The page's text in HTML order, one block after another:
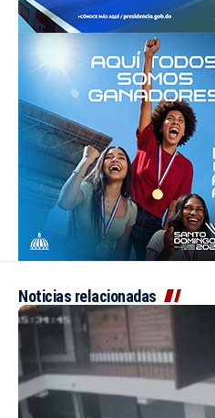
Noticias relacionadas